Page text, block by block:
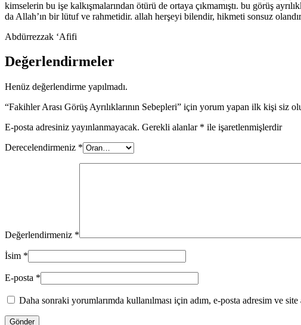
kimselerin bu işe kalkışmalarından ötürü de ortaya çıkmamıştı. bu görüş
da Allah’ın bir lütuf ve rahmetidir. allah herşeyi bilendir, hikmeti sonsuz
Abdürrezzak ‘Afifi
Değerlendirmeler
Henüz değerlendirme yapılmadı.
“Fakihler Arası Görüş Ayrılıklarının Sebepleri” için yorum yapan ilk kişi siz
E-posta adresiniz yayınlanmayacak. Gerekli alanlar * ile işaretlenmişlerdir
Derecelendirmeniz *
Değerlendirmeniz *
İsim *
E-posta *
Daha sonraki yorumlarımda kullanılması için adım, e-posta adresim ve